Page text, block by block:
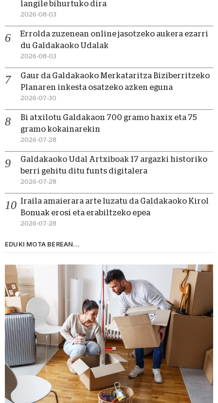
langile bihurtuko dira
2026-08-03
Errolda zuzenean online jasotzeko aukera ezarri
du Galdakaoko Udalak
2026-08-03
Gaur da Galdakaoko Merkataritza Biziberritzeko
Planaren inkesta osatzeko azken eguna
2026-07-30
Bi atxilotu Galdakaon 700 gramo haxix eta 75
gramo kokainarekin
2026-07-28
Galdakaoko Udal Artxiboak 17 argazki historiko
berri gehitu ditu funts digitalera
2026-07-28
Iraila amaierara arte luzatu da Galdakaoko Kirol
Bonuak erosi eta erabiltzeko epea
2026-07-28
EDUKI MOTA BEREAN...